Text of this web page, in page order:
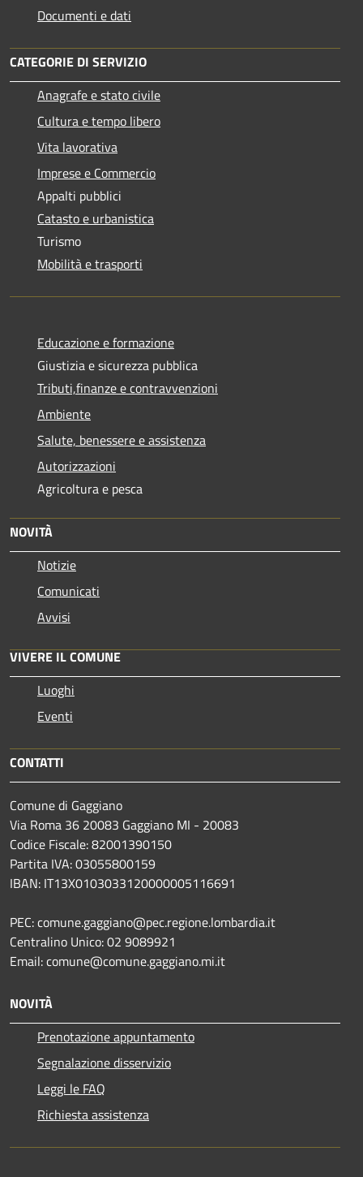
Documenti e dati
CATEGORIE DI SERVIZIO
Anagrafe e stato civile
Cultura e tempo libero
Vita lavorativa
Imprese e Commercio
Appalti pubblici
Catasto e urbanistica
Turismo
Mobilità e trasporti
Educazione e formazione
Giustizia e sicurezza pubblica
Tributi,finanze e contravvenzioni
Ambiente
Salute, benessere e assistenza
Autorizzazioni
Agricoltura e pesca
NOVITÀ
Notizie
Comunicati
Avvisi
VIVERE IL COMUNE
Luoghi
Eventi
CONTATTI
Comune di Gaggiano
Via Roma 36 20083 Gaggiano MI - 20083
Codice Fiscale: 82001390150
Partita IVA: 03055800159
IBAN: IT13X0103033120000005116691
PEC: comune.gaggiano@pec.regione.lombardia.it
Centralino Unico: 02 9089921
Email: comune@comune.gaggiano.mi.it
NOVITÀ
Prenotazione appuntamento
Segnalazione disservizio
Leggi le FAQ
Richiesta assistenza